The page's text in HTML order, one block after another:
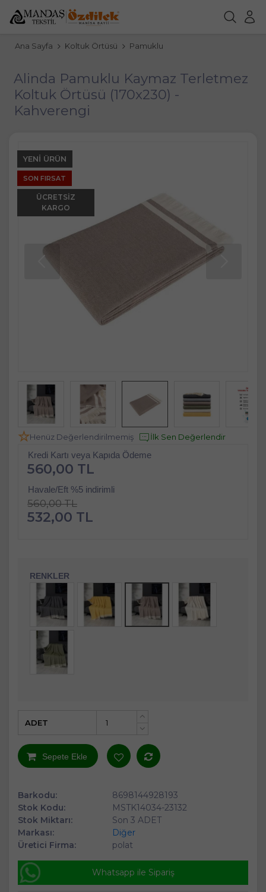
Ana Sayfa Koltuk Örtüsü Pamuklu
Alinda Pamuklu Kaymaz Terletmez
Koltuk Örtüsü (170x230) -
Kahverengi
YENI ÜRÜN
SON FIRSAT
ÜCRETSIZ
KARGO
Henüz Değerlendirilmemiş İlk Sen Değerlendir
Kredi Kartı veya Kapıda Ödeme
560,00 TL
Havale/Eft %5 indirimli
560,00 TL
532,00 TL
RENKLER
+
ADET
Sepete Ekle
Barkodu:
8698144928193
Stok Kodu:
MSTK14034-23132
Stok Miktarı:
Son 3 ADET
Markası:
Diğer
Üretici Firma:
polat
Whatsapp ile Sipariş